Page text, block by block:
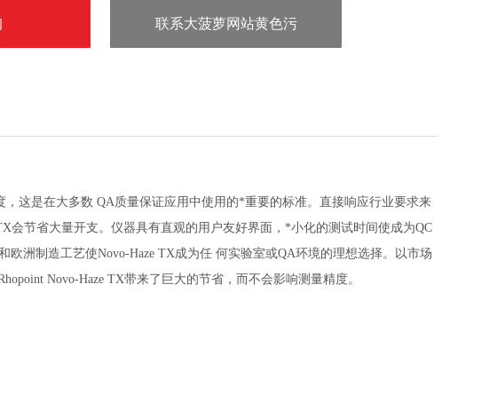
联系大菠萝网站黄色污
，这是在大多数 QA质量保证应用中使用的*重要的标准。直接响应行业要求来
会节省大量开支。仪器具有直观的用户友好界面，*小化的测试时间使成为QC
欧洲制造工艺使Novo-Haze TX成为任 何实验室或QA环境的理想选择。以市场
Novo-Haze TX带来了巨大的节省，而不会影响测量精度。